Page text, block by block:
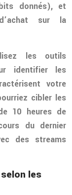
donnés), et
sur la
les outils
identifier les
votre
cibler les
10 heures de
du dernier
des streams
les